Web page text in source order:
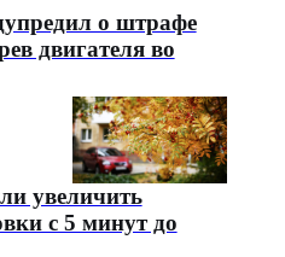
о штрафе
двигателя во
увеличить
с 5 минут до